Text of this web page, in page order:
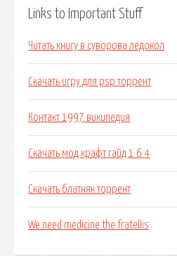
Links to Important Stuff
Читать книгу в суворова ледокол
Скачать игру для psp торрент
Контакт 1997 википедия
Скачать мод крафт гайд 1 6 4
Скачать блатняк торрент
We need medicine the fratellis